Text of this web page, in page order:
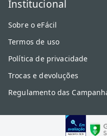
Institucional
Sobre o eFácil
Termos de uso
Política de privacidade
Trocas e devoluções
Regulamento das